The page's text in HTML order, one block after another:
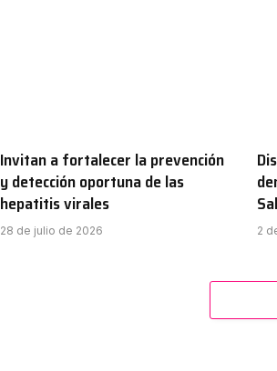
Invitan a fortalecer la prevención
y detección oportuna de las
hepatitis virales
28 de julio de 2026 2